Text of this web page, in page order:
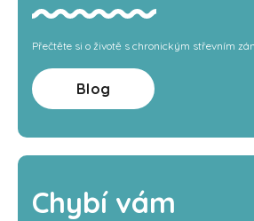
Přečtěte si o životě s chronickým střevním
Blog
Chybí vám